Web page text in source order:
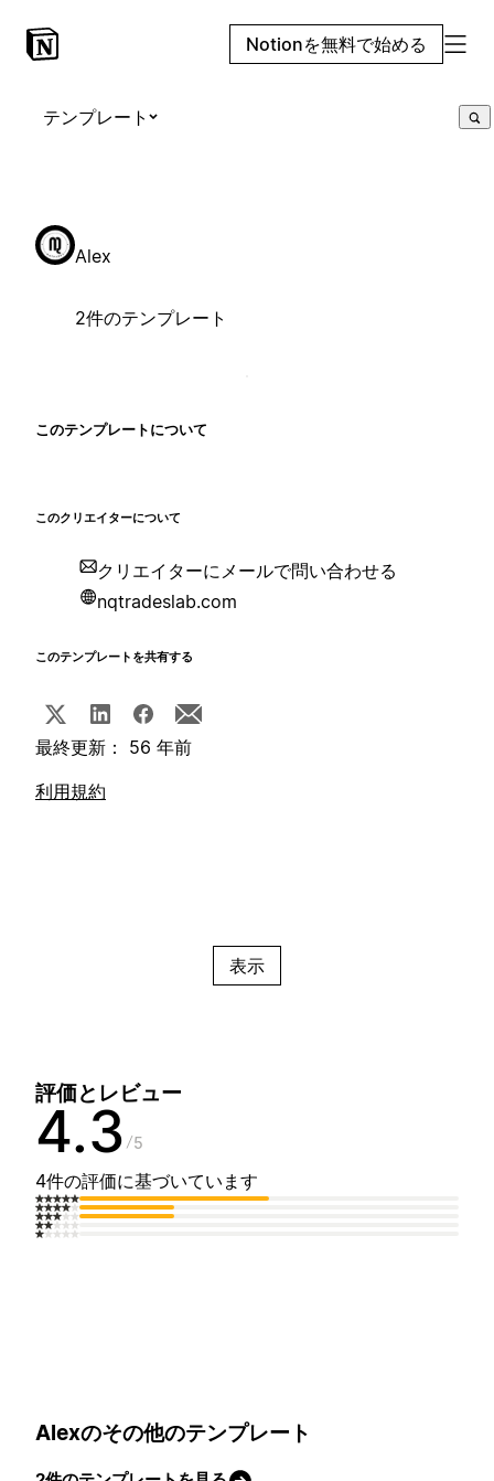
Notionを無料で始める
テンプレート
Alex
2件のテンプレート
このテンプレートについて
このクリエイターについて
クリエイターにメールで問い合わせる
nqtradeslab.com
このテンプレートを共有する
最終更新： 56 年前
利用規約
表示
評価とレビュー
4.3 5
4件の評価に基づいています
Alexのその他のテンプレート